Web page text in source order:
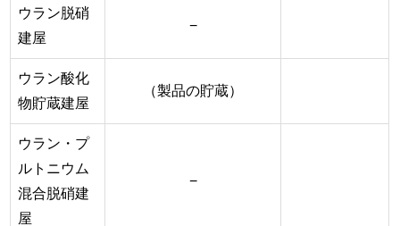
ウラン脱硝
建屋
−
ウラン酸化
物貯蔵建屋
（製品の貯蔵）
ウラン・プ
ルトニウム
混合脱硝建
屋
−